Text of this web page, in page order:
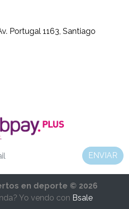
Portugal 1163, Santiago
ENVIAR
en deporte © 2026
Yo vendo con Bsale